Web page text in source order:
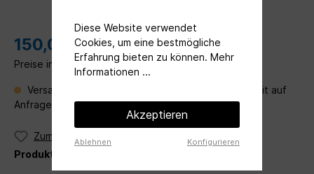
150,00 €*
Preise inkl. MwSt. zzgl. Versandkosten
Versandfertig in 30 Tagen, Lieferzeit Verfügbarkeit auf
Anfrage per Mail anangebot@ventileo.de
Zum Merkzettel hinzufügen
Produktnummer:
Diese Website verwendet
Cookies, um eine bestmögliche
Erfahrung bieten zu können. Mehr
Informationen ...
Akzeptieren
Ablehnen Konfigurieren